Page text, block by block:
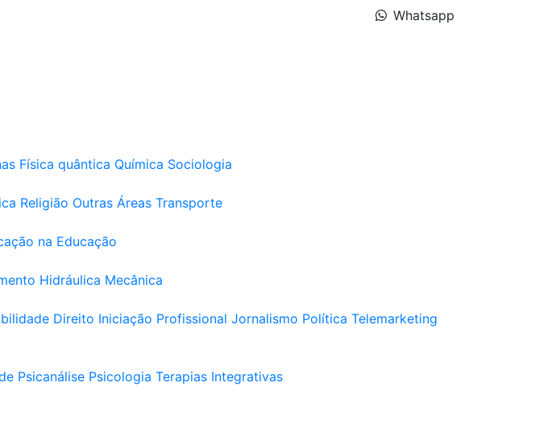
Whatsapp
Física quântica Química Sociologia
Religião Outras Áreas Transporte
na Educação
Hidráulica Mecânica
Direito Iniciação Profissional Jornalismo Política Telemarketing
Psicanálise Psicologia Terapias Integrativas